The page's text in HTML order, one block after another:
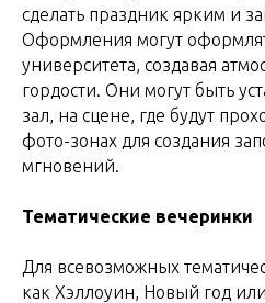
сделать праздник ярким и
Оформления могут
университета, создавая
гордости. Они могут быть
зал, на сцене, где будут
фото-зонах для создания
мгновений.
Тематические вечеринки
Для всевозможных
как Хэллоуин, Новый год